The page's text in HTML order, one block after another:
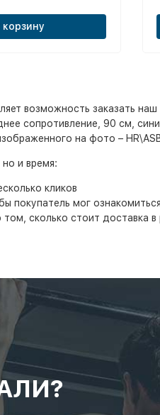
корзину
возможность заказать
сопротивление, 90 см,
на фото –
и время:
кликов
мог
сколько стоит доставка